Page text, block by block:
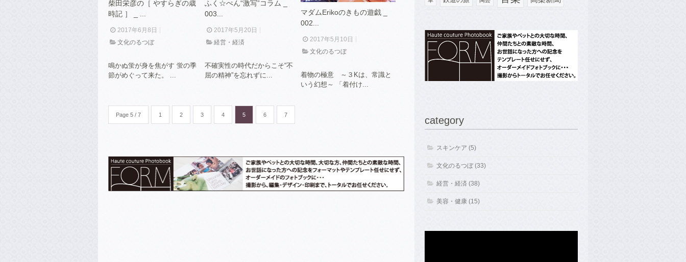
柴田栄彦の［ やすらぎの歳
時記 ］ _ ...
2017年6月8日
文化のるつぼ
鳴かぬ蛍が身を焦がす 蛍の季
節がめぐって来た。 ...
ふく☆ぺん“激写”コラム _
003...
2017年5月20日
経営・経済
不確実性の時代だからこそ“不
屈の精神”を忘れずに...
マダムErikoのきもの遊戯 _
002...
2017年5月10日
文化のるつぼ
着物の極意 ～３Kは、常識と
いう幻想～ 「着付け...
Page 5 / 7 1 2 3 4 5 6 7 category
スキンケア (5)
文化のるつぼ (33)
経営・経済 (38)
美容・健康 (15)